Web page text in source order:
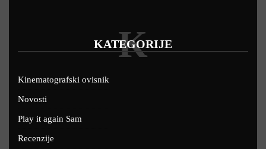
KATEGORIJE
K
Kinematografski ovisnik
Novosti
Play it again Sam
Recenzije